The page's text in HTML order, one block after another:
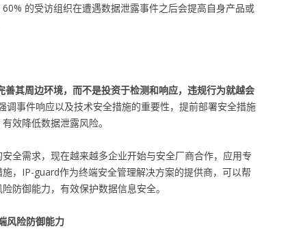
的受访组织在遭遇数据泄露事件之后会提高自身产品或
善其周边环境，而不是投资于检测和响应，违规行为就越会
调事件响应以及技术安全措施的重要性，提前部署安全措施
效降低数据泄露风险。
全需求，现在越来越多企业开始与安全厂商合作，应用专
，IP-guard作为终端安全管理解决方案的提供商，可以帮
防御能力，有效保护数据信息安全。
风险防御能力